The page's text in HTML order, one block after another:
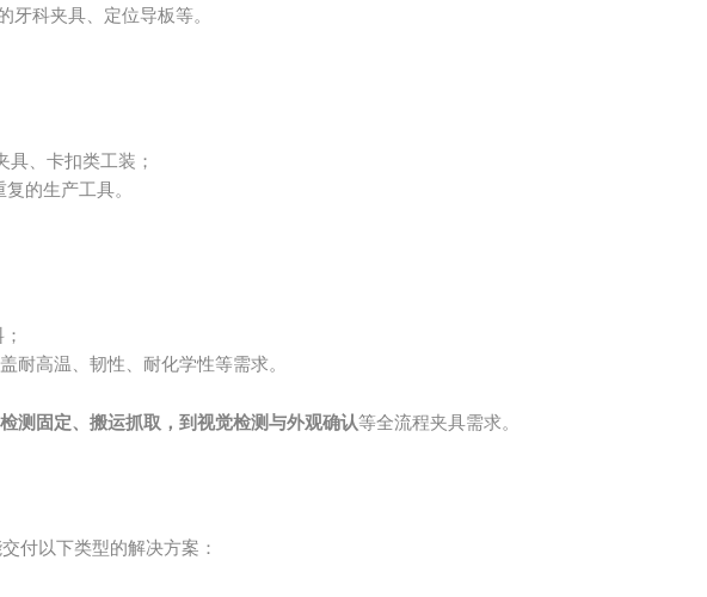
牙科夹具、定位导板等。
具、卡扣类工装；
的生产工具。
耐高温、韧性、耐化学性等需求。
测固定、搬运抓取，到视觉检测与外观确认等全流程夹具需求。
付以下类型的解决方案：